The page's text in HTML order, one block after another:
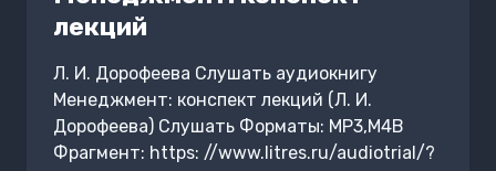
лекций
Л. И. Дорофеева Слушать аудиокнигу
Менеджмент: конспект лекций (Л. И.
Дорофеева) Слушать Форматы: MP3,M4B
Фрагмент: https: //www.litres.ru/audiotrial/?